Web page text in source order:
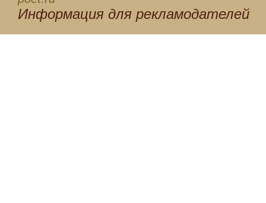
Информация для рекламодателей